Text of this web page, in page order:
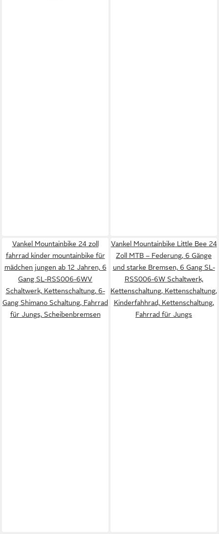
Vankel Mountainbike 24 zoll
fahrrad kinder mountainbike für
mädchen jungen ab 12 Jahren, 6
Gang SL-RSS006-6WV
Schaltwerk, Kettenschaltung, 6-
Gang Shimano Schaltung, Fahrrad
für Jungs, Scheibenbremsen
Vankel Mountainbike Little Bee 24
Zoll MTB – Federung, 6 Gänge
und starke Bremsen, 6 Gang SL-
RSS006-6W Schaltwerk,
Kettenschaltung, Kettenschaltung,
Kinderfahhrad, Kettenschaltung,
Fahrrad für Jungs